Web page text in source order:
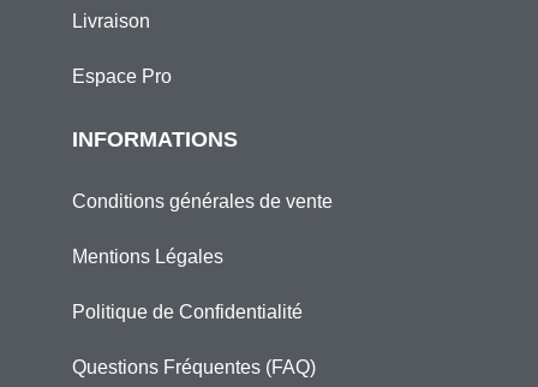
Livraison
Espace Pro
INFORMATIONS
Conditions générales de vente
Mentions Légales
Politique de Confidentialité
Questions Fréquentes (FAQ)